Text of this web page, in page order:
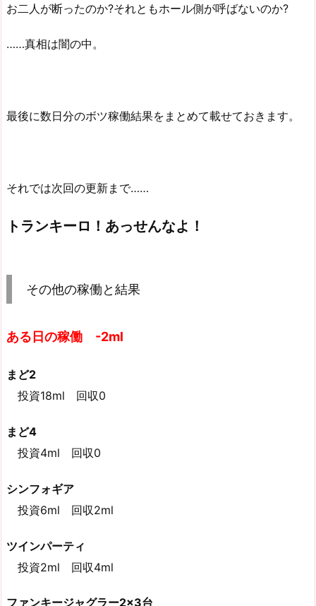
お二人が断ったのか?それともホール側が呼ばないのか?
……真相は闇の中。
最後に数日分のボツ稼働結果をまとめて載せておきます。
それでは次回の更新まで……
トランキーロ！あっせんなよ！
その他の稼働と結果
ある日の稼働 -2ml
まど2
投資18ml 回収0
まど4
投資4ml 回収0
シンフォギア
投資6ml 回収2ml
ツインパーティ
投資2ml 回収4ml
ファンキージャグラー2×3台